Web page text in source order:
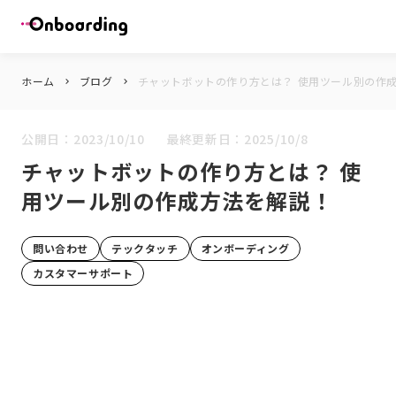
ホーム keyboard_arrow_right ブログ keyboard_arrow_right チャットボットの作り方とは？ 使用ツール別の作
公開日： 2023/10/10 最終更新日： 2025/10/8
チャットボットの作り方とは？ 使
用ツール別の作成方法を解説！
問い合わせ テックタッチ
オンボーディング
カスタマーサポート